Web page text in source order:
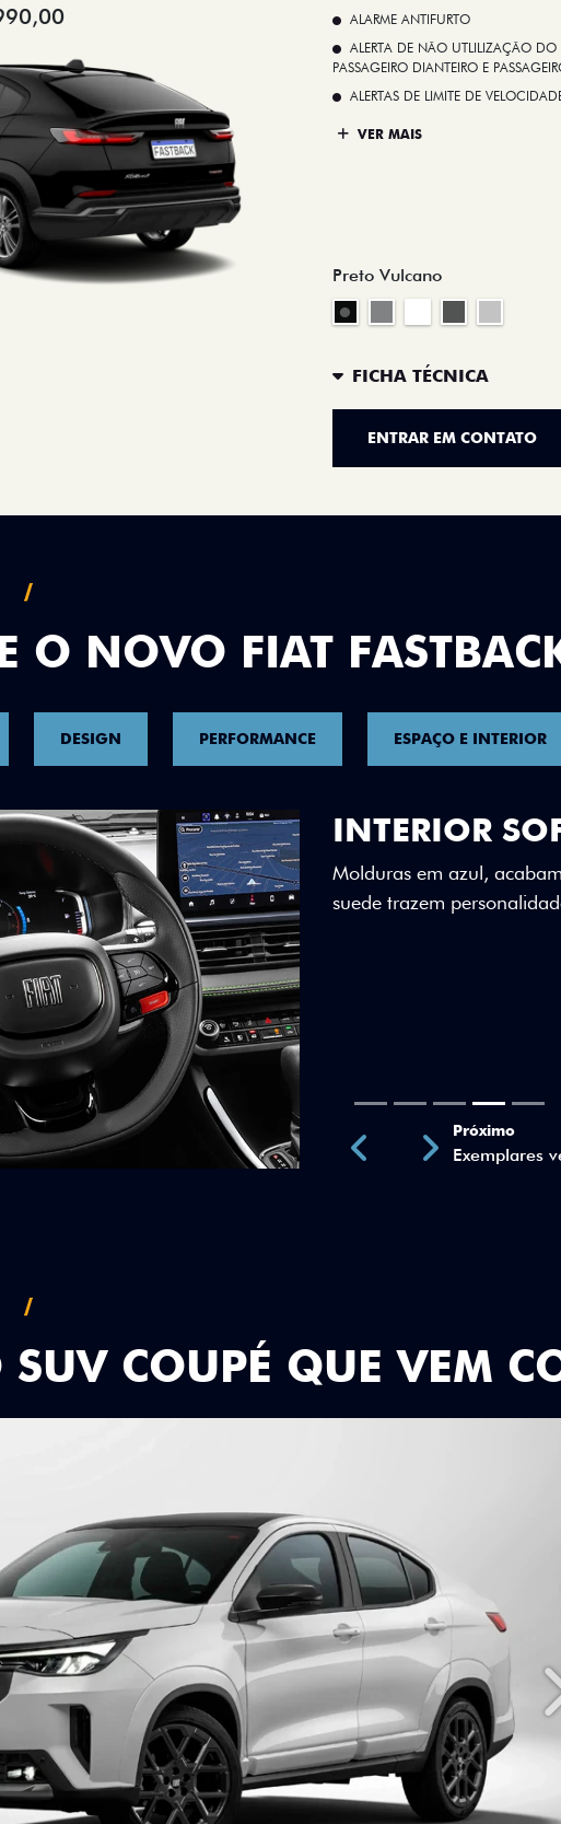
ALARME ANTIFURTO
ALERTA DE NÃO UTLILIZAÇÃO
PASSAGEIRO DIANTEIRO E
ALERTAS DE LIMITE DE
VER MAIS
Preto Vulcano
FICHA TÉCNICA
ENTRAR EM CONTATO
O NOVO FIAT
DESIGN PERFORMANCE ESPAÇO E INTERIOR
EXEMPLARES
ÚNICOS
A placa metálica
Próximo
Assinatura
PreviousNext
COUPÉ QUE VEM